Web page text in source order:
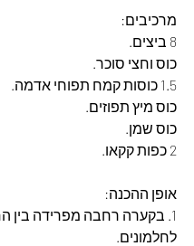
מרכיבים:
8 ביצים.
כוס וחצי סוכר.
1.5 כוסות קמח תפוחי אדמה.
כוס מיץ תפוזים.
כוס שמן.
2 כפות קקאו.
אופן ההכנה:
1. בקערה רחבה מפרידה בין
לחלמונים.